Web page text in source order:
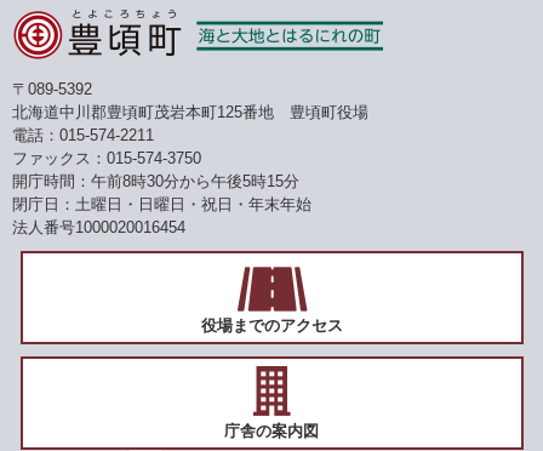
〒089-5392
北海道中川郡豊頃町茂岩本町125番地 豊頃町役場
電話：015-574-2211
ファックス：015-574-3750
開庁時間：午前8時30分から午後5時15分
閉庁日：土曜日・日曜日・祝日・年末年始
法人番号1000020016454
役場までのアクセス
庁舎の案内図